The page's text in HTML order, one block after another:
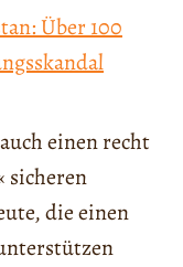
Über 100
einen recht
sicheren
die einen